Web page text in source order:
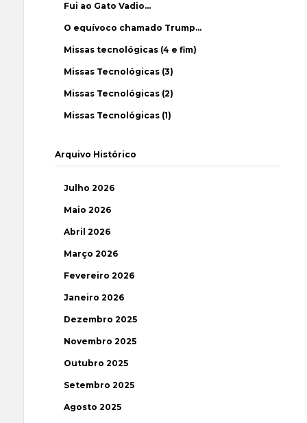
Fui ao Gato Vadio…
O equívoco chamado Trump…
Missas tecnológicas (4 e fim)
Missas Tecnológicas (3)
Missas Tecnológicas (2)
Missas Tecnológicas (1)
Arquivo Histórico
Julho 2026
Maio 2026
Abril 2026
Março 2026
Fevereiro 2026
Janeiro 2026
Dezembro 2025
Novembro 2025
Outubro 2025
Setembro 2025
Agosto 2025